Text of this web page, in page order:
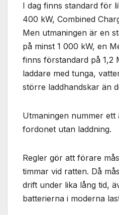
I dag finns standard för
400 kW, Combined
Men utmaningen är en
på minst 1 000 kW, en
finns förstandard på 1,2
laddare med tunga,
större laddhandskar än
Utmaningen nummer
fordonet utan laddning.
Regler gör att förare
timmar vid ratten. Då
drift under lika lång tid,
batterierna i moderna